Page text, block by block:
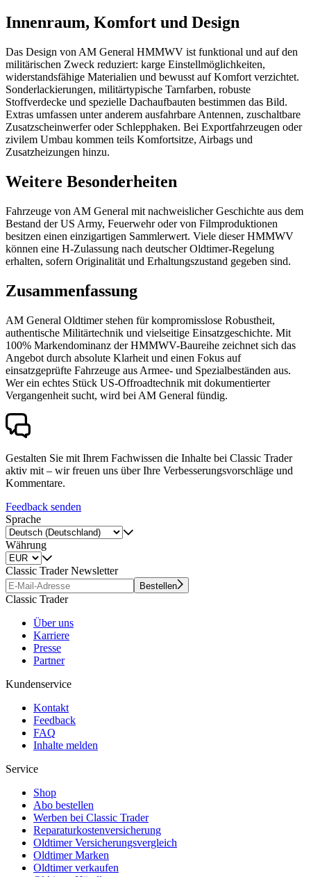
Innenraum, Komfort und Design
Das Design von AM General HMMWV ist funktional und auf den
militärischen Zweck reduziert: karge Einstellmöglichkeiten,
widerstandsfähige Materialien und bewusst auf Komfort verzichtet.
Sonderlackierungen, militärtypische Tarnfarben, robuste
Stoffverdecke und spezielle Dachaufbauten bestimmen das Bild.
Extras umfassen unter anderem ausfahrbare Antennen, zuschaltbare
Zusatzscheinwerfer oder Schlepphaken. Bei Exportfahrzeugen oder
zivilem Umbau kommen teils Komfortsitze, Airbags und
Zusatzheizungen hinzu.
Weitere Besonderheiten
Fahrzeuge von AM General mit nachweislicher Geschichte aus dem
Bestand der US Army, Feuerwehr oder von Filmproduktionen
besitzen einen einzigartigen Sammlerwert. Viele dieser HMMWV
können eine H-Zulassung nach deutscher Oldtimer-Regelung
erhalten, sofern Originalität und Erhaltungszustand gegeben sind.
Zusammenfassung
AM General Oldtimer stehen für kompromisslose Robustheit,
authentische Militärtechnik und vielseitige Einsatzgeschichte. Mit
100% Markendominanz der HMMWV-Baureihe zeichnet sich das
Angebot durch absolute Klarheit und einen Fokus auf
einsatzgeprüfte Fahrzeuge aus Armee- und Spezialbeständen aus.
Wer ein echtes Stück US-Offroadtechnik mit dokumentierter
Vergangenheit sucht, wird bei AM General fündig.
Gestalten Sie mit Ihrem Fachwissen die Inhalte bei Classic Trader
aktiv mit – wir freuen uns über Ihre Verbesserungsvorschläge und
Kommentare.
Feedback senden
Sprache
Währung
Classic Trader Newsletter
Bestellen
Classic Trader
Über uns
Karriere
Presse
Partner
Kundenservice
Kontakt
Feedback
FAQ
Inhalte melden
Service
Shop
Abo bestellen
Werben bei Classic Trader
Reparaturkostenversicherung
Oldtimer Versicherungsvergleich
Oldtimer Marken
Oldtimer verkaufen